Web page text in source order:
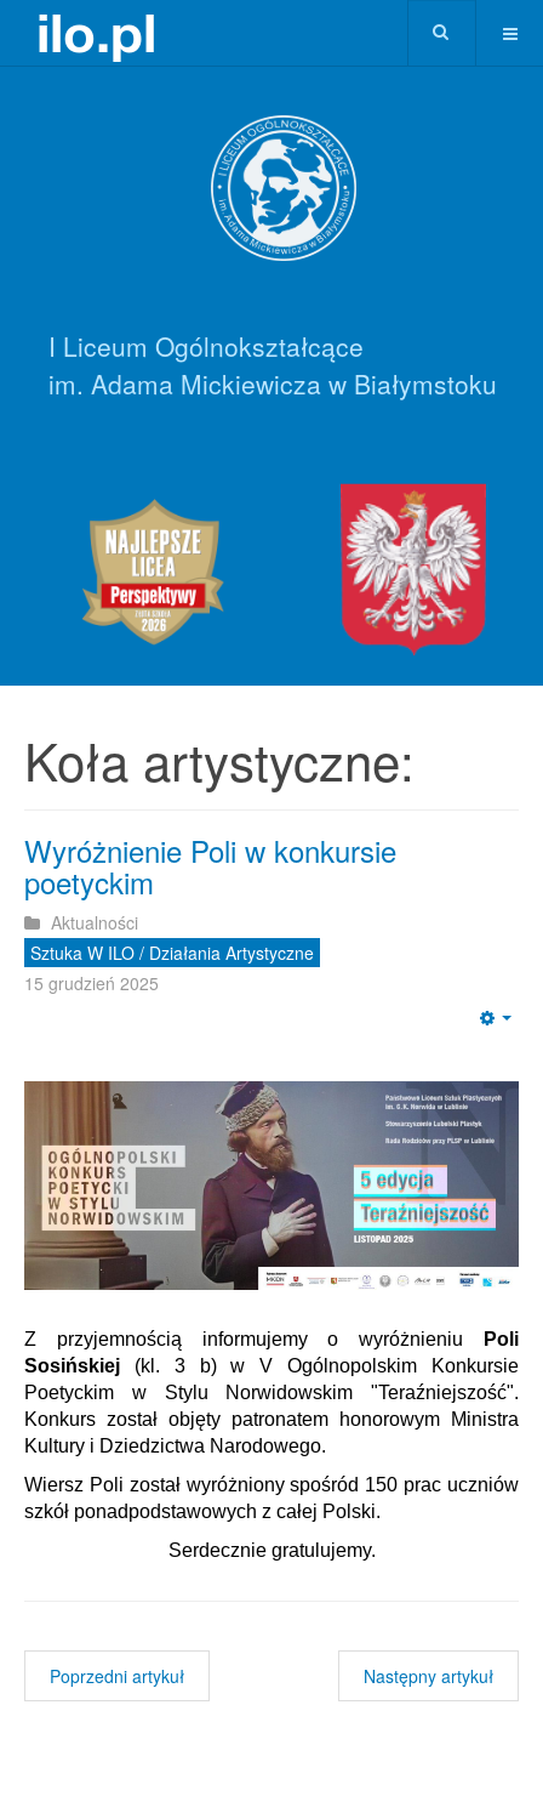
I Liceum Ogólnokształcące
im. Adama Mickiewicza w Białymstoku
Koła artystyczne:
Wyróżnienie Poli w konkursie
poetyckim
Aktualności
Sztuka W ILO / Działania Artystyczne
15 grudzień 2025
Z przyjemnością informujemy o wyróżnieniu
Poli
Sosińskiej (kl. 3 b) w V Ogólnopolskim Konkursie
Poetyckim w Stylu Norwidowskim "Teraźniejszość".
Konkurs został objęty patronatem honorowym Ministra
Kultury i Dziedzictwa Narodowego.
Wiersz Poli został wyróżniony spośród 150 prac uczniów
szkół ponadpodstawowych z całej Polski.
Serdecznie gratulujemy.
Poprzedni artykuł Następny artykuł